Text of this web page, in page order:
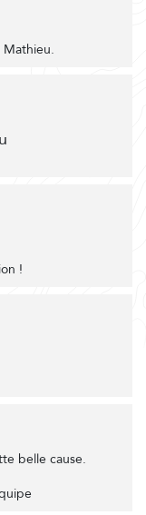
!
belle cause.